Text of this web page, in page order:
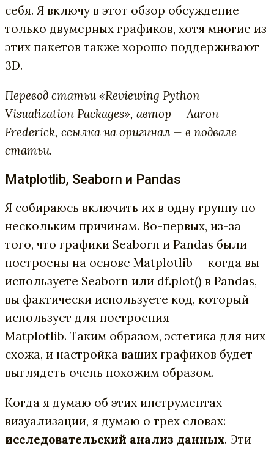
себя. Я включу в этот обзор обсуждение
только двумерных графиков, хотя многие из
этих пакетов также хорошо поддерживают
3D.
Перевод статьи «Reviewing Python
Visualization Packages», автор — Aaron
Frederick, ссылка на оригинал — в подвале
статьи.
Matplotlib, Seaborn и Pandas
Я собираюсь включить их в одну группу по
нескольким причинам. Во-первых, из-за
того, что графики Seaborn и Pandas были
построены на основе Matplotlib — когда вы
используете Seaborn или df.plot() в Pandas,
вы фактически используете код, который
использует для построения
Matplotlib. Таким образом, эстетика для них
схожа, и настройка ваших графиков будет
выглядеть очень похожим образом.
Когда я думаю об этих инструментах
визуализации, я думаю о трех словах:
исследовательский анализ данных. Эти